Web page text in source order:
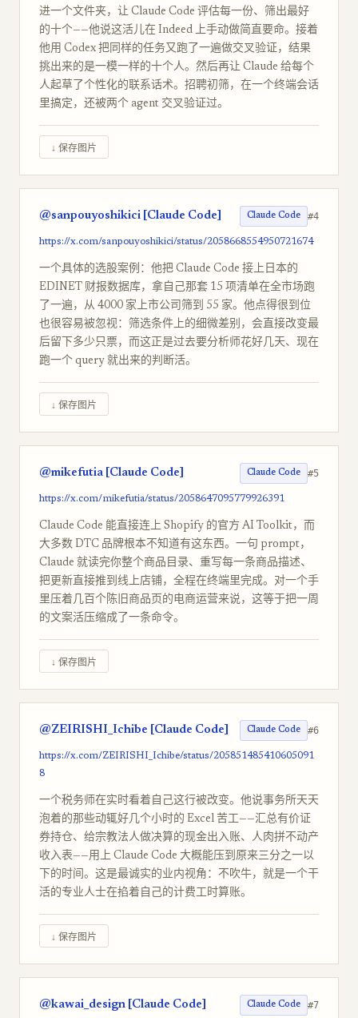
进一个文件夹，让 Claude Code 评估每一份、筛出最好
的十个——他说这活儿在 Indeed 上手动做简直要命。接着
他用 Codex 把同样的任务又跑了一遍做交叉验证，结果
挑出来的是一模一样的十个人。然后再让 Claude 给每个
人起草了个性化的联系话术。招聘初筛，在一个终端会话
里搞定，还被两个 agent 交叉验证过。
↓ 保存图片
@sanpouyoshikici [Claude Code] Claude Code #4
https://x.com/sanpouyoshikici/status/2058668554950721674
一个具体的选股案例：他把 Claude Code 接上日本的
EDINET 财报数据库，拿自己那套 15 项清单在全市场跑
了一遍，从 4000 家上市公司筛到 55 家。他点得很到位
也很容易被忽视：筛选条件上的细微差别，会直接改变最
后留下多少只票，而这正是过去要分析师花好几天、现在
跑一个 query 就出来的判断活。
↓ 保存图片
@mikefutia [Claude Code] Claude Code #5
https://x.com/mikefutia/status/2058647095779926391
Claude Code 能直接连上 Shopify 的官方 AI Toolkit，而
大多数 DTC 品牌根本不知道有这东西。一句 prompt，
Claude 就读完你整个商品目录、重写每一条商品描述、
把更新直接推到线上店铺，全程在终端里完成。对一个手
里压着几百个陈旧商品页的电商运营来说，这等于把一周
的文案活压缩成了一条命令。
↓ 保存图片
@ZEIRISHI_Ichibe [Claude Code] Claude Code #6
https://x.com/ZEIRISHI_Ichibe/status/205851485410605091
8
一个税务师在实时看着自己这行被改变。他说事务所天天
泡着的那些动辄好几个小时的 Excel 苦工——汇总有价证
券持仓、给宗教法人做决算的现金出入账、人肉拼不动产
收入表——用上 Claude Code 大概能压到原来三分之一以
下的时间。这是最诚实的业内视角：不吹牛，就是一个干
活的专业人士在掐着自己的计费工时算账。
↓ 保存图片
@kawai_design [Claude Code] Claude Code #7